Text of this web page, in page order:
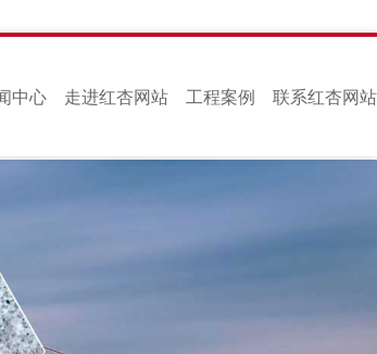
中心 走进红杏网站 工程案例 联系红杏网站